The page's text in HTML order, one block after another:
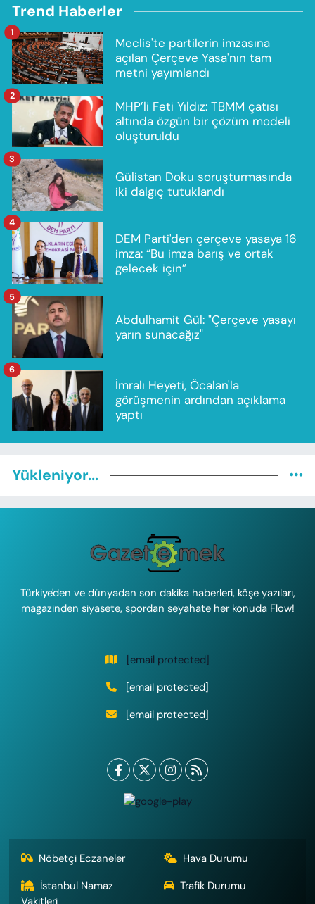
Trend Haberler
Meclis'te partilerin imzasına
açılan Çerçeve Yasa'nın tam
metni yayımlandı
1
MHP’li Feti Yıldız: TBMM çatısı
altında özgün bir çözüm modeli
oluşturuldu
2
Gülistan Doku soruşturmasında
iki dalgıç tutuklandı
3
DEM Parti'den çerçeve yasaya 16
imza: “Bu imza barış ve ortak
gelecek için”
4
Abdulhamit Gül: "Çerçeve yasayı
yarın sunacağız"
5
İmralı Heyeti, Öcalan'la
görüşmenin ardından açıklama
yaptı
6
Yükleniyor...
Türkiye'den ve dünyadan son dakika haberleri, köşe yazıları,
magazinden siyasete, spordan seyahate her konuda Flow!
[email protected]
[email protected]
[email protected]
Nöbetçi Eczaneler
Hava Durumu
İstanbul Namaz
Vakitleri
Trafik Durumu